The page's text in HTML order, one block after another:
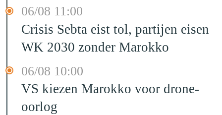
06/08 11:00
Crisis Sebta eist tol, partijen eisen
WK 2030 zonder Marokko
06/08 10:00
VS kiezen Marokko voor drone-
oorlog